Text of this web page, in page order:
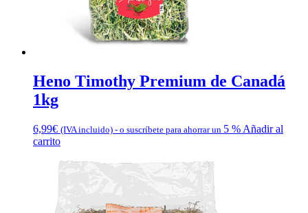
Heno Timothy Premium de Canadá
1kg
6,99€ (IVA incluido) - o suscríbete para ahorrar un 5 % Añadir al
carrito